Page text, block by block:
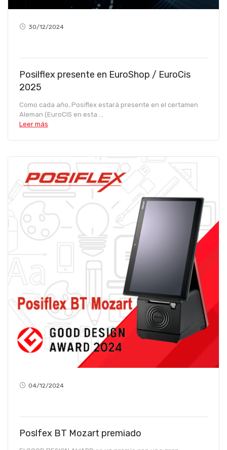
30/12/2024
Posilflex presente en EuroShop / EuroCis
2025
Como cada año, Posiflex estará presente en el certamen
Aleman (EuroCIS en esta ...
Leer más
04/12/2024
Poslfex BT Mozart premiado